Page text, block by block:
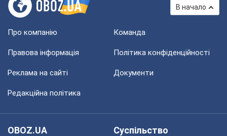
В начало
Про компанію Команда
Правова інформація Політика конфіденційності
Реклама на сайті Документи
Редакційна політика
OBOZ.UA
Суспільство